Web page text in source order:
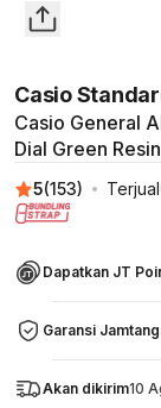
Casio
Casio General
Dial Green
5(153) Terjual
Dapatkan JT
Garansi
Akan dikirim10